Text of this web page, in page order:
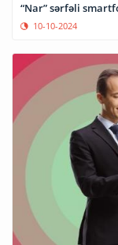
“Nar” sərfəli
10-10-2024